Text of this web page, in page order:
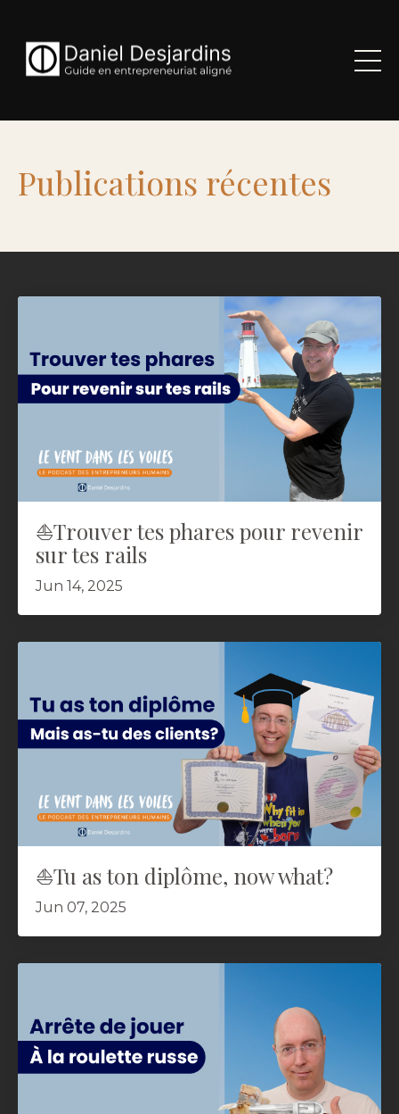
Publications récentes
⛵️Trouver tes phares pour revenir
sur tes rails
Jun 14, 2025
⛵️Tu as ton diplôme, now what?
Jun 07, 2025